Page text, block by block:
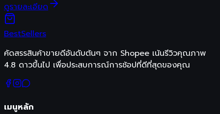
ดูรายละเอียด
BestSellers
คัดสรรสินค้าขายดีอันดับต้นๆ จาก Shopee เน้นรีวิวคุณภาพ
4.8 ดาวขึ้นไป เพื่อประสบการณ์การช้อปที่ดีที่สุดของคุณ
เมนูหลัก